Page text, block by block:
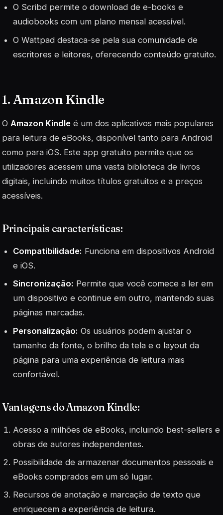
O Scribd permite o download de e-books e
audiobooks com um plano mensal acessível.
O Wattpad destaca-se pela sua comunidade de
escritores e leitores, oferecendo conteúdo gratuito.
1. Amazon Kindle
O Amazon Kindle é um dos aplicativos mais populares
para leitura de eBooks, disponível tanto para Android
como para iOS. Este app gratuito permite que os
utilizadores acessem uma vasta biblioteca de livros
digitais, incluindo muitos títulos gratuitos e a preços
acessíveis.
Principais características:
Compatibilidade: Funciona em dispositivos Android
e iOS.
Sincronização: Permite que você comece a ler em
um dispositivo e continue em outro, mantendo suas
páginas marcadas.
Personalização: Os usuários podem ajustar o
tamanho da fonte, o brilho da tela e o layout da
página para uma experiência de leitura mais
confortável.
Vantagens do Amazon Kindle:
Acesso a milhões de eBooks, incluindo best-sellers e
obras de autores independentes.
Possibilidade de armazenar documentos pessoais e
eBooks comprados em um só lugar.
Recursos de anotação e marcação de texto que
enriquecem a experiência de leitura.